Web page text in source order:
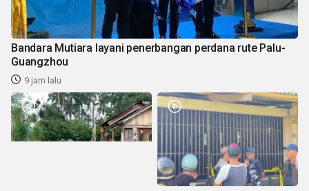
Bandara Mutiara layani penerbangan perdana rute Palu-
Guangzhou
9 jam lalu